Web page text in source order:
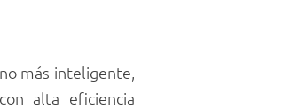
más inteligente,
alta eficiencia